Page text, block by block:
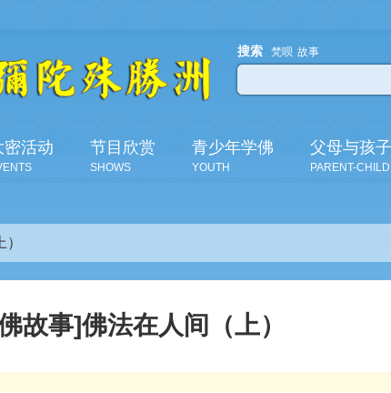
搜索 梵呗 故事
密活动 节目欣赏
SHOWS
青少年学佛
YOUTH
父母与孩子
PARENT-CHILD
故事]佛法在人间（上）